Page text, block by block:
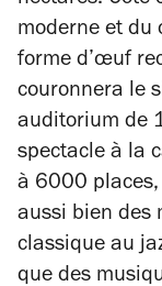
moderne et du
forme d’œuf
couronnera le
auditorium de
spectacle à la
à 6000
aussi bien des
classique au
que des